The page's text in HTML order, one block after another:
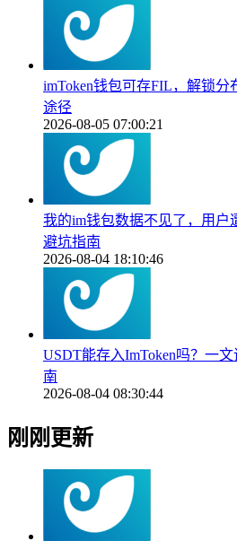
imToken钱包可存FIL，解锁
途径
2026-08-05 07:00:21
我的im钱包数据不见了，用户
避坑指南
2026-08-04 18:10:46
USDT能存入ImToken吗？一
南
2026-08-04 08:30:44
刚刚更新